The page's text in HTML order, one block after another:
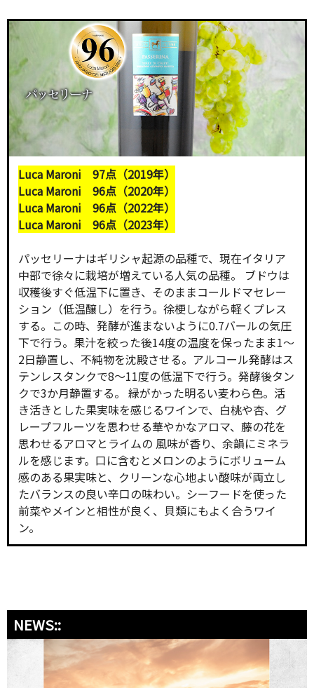
Luca Maroni 97点（2019年）
Luca Maroni 96点（2020年）
Luca Maroni 96点（2022年）
Luca Maroni 96点（2023年）
パッセリーナはギリシャ起源の品種で、現在イタリア
中部で徐々に栽培が増えている人気の品種。 ブドウは
収穫後すぐ低温下に置き、そのままコールドマセレー
ション（低温醸し）を行う。徐梗しながら軽くプレス
する。この時、発酵が進まないように0.7バールの気圧
下で行う。果汁を絞った後14度の温度を保ったまま1～
2日静置し、不純物を沈殿させる。アルコール発酵はス
テンレスタンクで8～11度の低温下で行う。発酵後タン
クで3か月静置する。 緑がかった明るい麦わら色。活
き活きとした果実味を感じるワインで、白桃や杏、グ
レープフルーツを思わせる華やかなアロマ、藤の花を
思わせるアロマとライムの 風味が香り、余韻にミネラ
ルを感じます。口に含むとメロンのようにボリューム
感のある果実味と、クリーンな心地よい酸味が両立し
たバランスの良い辛口の味わい。シーフードを使った
前菜やメインと相性が良く、貝類にもよく合うワイ
ン。
NEWS::